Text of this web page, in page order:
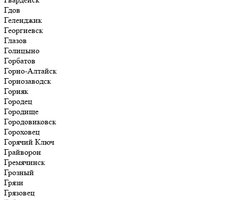
Гдов
Геленджик
Георгиевск
Глазов
Голицыно
Горбатов
Горно-Алтайск
Горнозаводск
Горняк
Городец
Городище
Городовиковск
Гороховец
Горячий Ключ
Грайворон
Гремячинск
Грозный
Грязи
Грязовец